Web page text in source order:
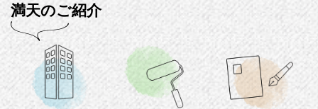
満天のご紹介